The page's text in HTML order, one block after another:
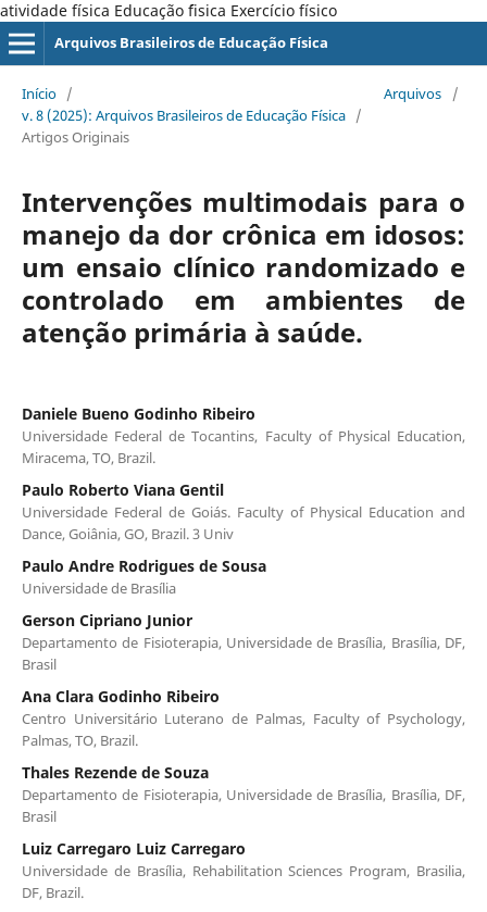
atividade física Educação ´fisica Exercício físico
Arquivos Brasileiros de Educação Física
Início / Arquivos
/
v. 8 (2025): Arquivos Brasileiros de Educação Física /
Artigos Originais
Intervenções multimodais para o
manejo da dor crônica em idosos:
um ensaio clínico randomizado e
controlado em ambientes de
atenção primária à saúde.
Daniele Bueno Godinho Ribeiro
Universidade Federal de Tocantins, Faculty of Physical Education,
Miracema, TO, Brazil.
Paulo Roberto Viana Gentil
Universidade Federal de Goiás. Faculty of Physical Education and
Dance, Goiânia, GO, Brazil. 3 Univ
Paulo Andre Rodrigues de Sousa
Universidade de Brasília
Gerson Cipriano Junior
Departamento de Fisioterapia, Universidade de Brasília, Brasília, DF,
Brasil
Ana Clara Godinho Ribeiro
Centro Universitário Luterano de Palmas, Faculty of Psychology,
Palmas, TO, Brazil.
Thales Rezende de Souza
Departamento de Fisioterapia, Universidade de Brasília, Brasília, DF,
Brasil
Luiz Carregaro Luiz Carregaro
Universidade de Brasília, Rehabilitation Sciences Program, Brasilia,
DF, Brazil.